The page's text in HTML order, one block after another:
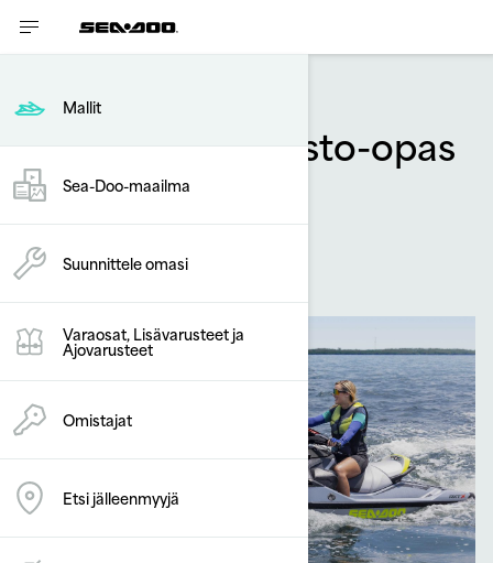
Mallit
Sea-Doo-maailma
Suunnittele omasi
Varaosat, Lisävarusteet ja
Ajovarusteet
Omistajat
Etsi jälleenmyyjä
Vesiskootterin osto-opas
Suomessa
BySea-Doo Team
lokakuuta 2025